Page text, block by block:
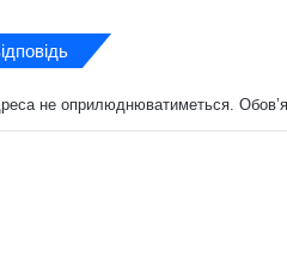
не оприлюднюватиметься.